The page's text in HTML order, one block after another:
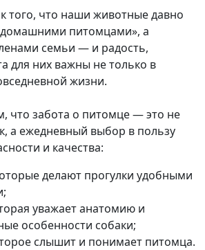
того, что наши животные давно
питомцами», а
семьи — и радость,
для них важны не только в
жизни.
что забота о питомце — это не
а ежедневный выбор в пользу
и качества:
делают прогулки удобными
уважает анатомию и
особенности собаки;
слышит и понимает питомца.